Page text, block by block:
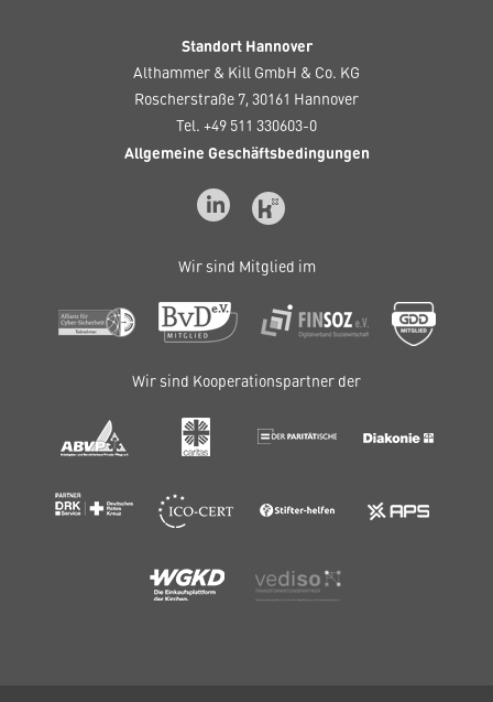
Standort Hannover
Althammer & Kill GmbH & Co. KG
Roscherstraße 7, 30161 Hannover
Tel. +49 511 330603-0
Allgemeine Geschäftsbedingungen
Wir sind Mitglied im
Wir sind Kooperationspartner der